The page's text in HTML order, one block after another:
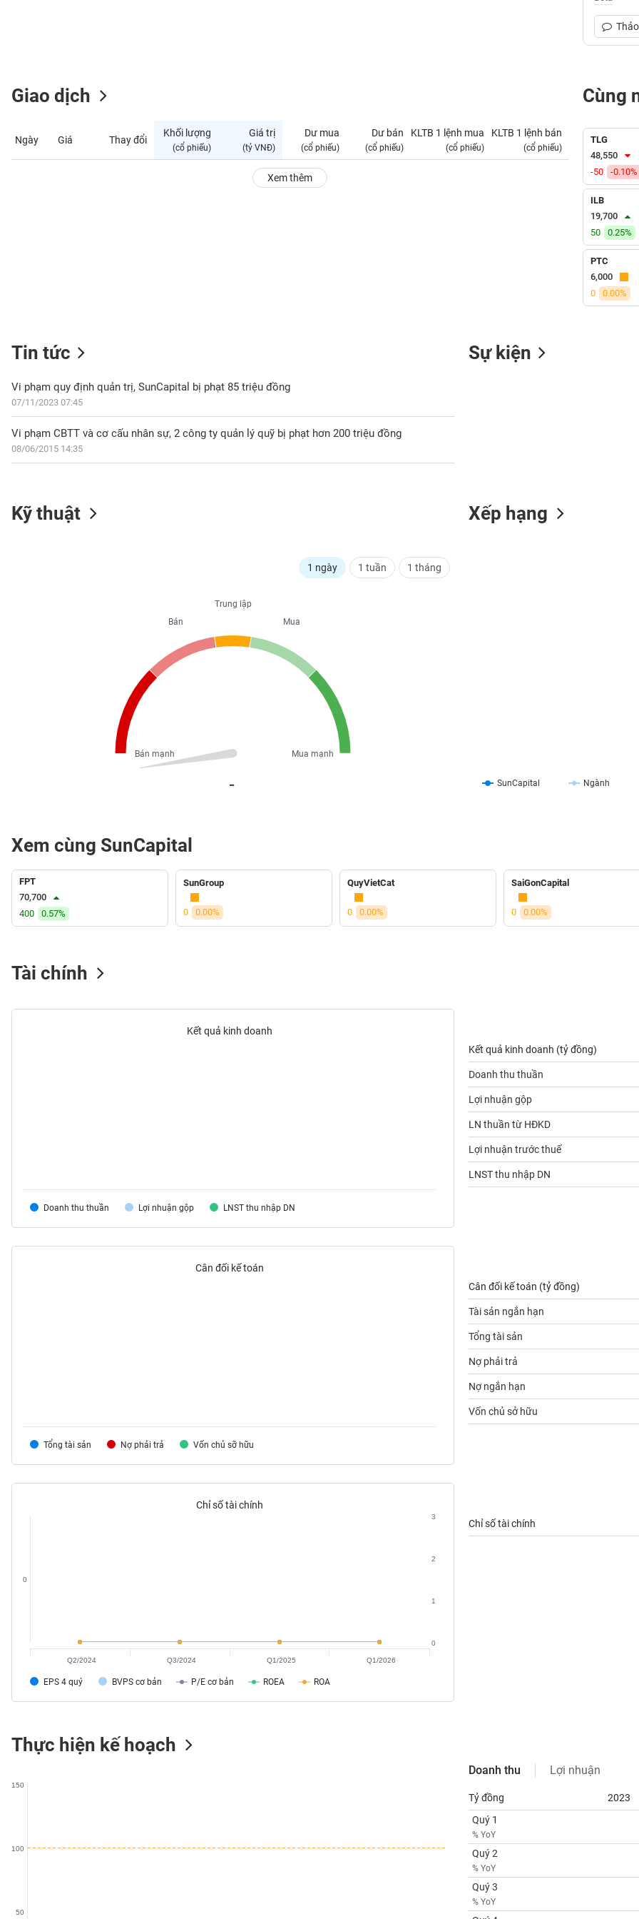
Giao dịch
Ngày Giá Thay đổi
Khối lượng
(cổ phiếu)
Giá trị
(tỷ VNĐ)
Dư mua
(cổ phiếu)
Dư bán
(cổ phiếu)
KLTB 1 lệnh mua
(cổ phiếu)
KLTB 1 lệnh bán
(cổ phiếu)
Xem thêm
Cùng
TLG
48,550
-50
-0.10%
ILB
19,700
50
0.25%
PTC
6,000
0
0.00%
Tin tức
Vi phạm quy định quản trị, SunCapital bị phạt 85 triệu đồng
07/11/2023 07:45
Vi phạm CBTT và cơ cấu nhân sự, 2 công ty quản lý quỹ bị phạt hơn 200 triệu đồng
08/06/2015 14:35
Sự kiện
Kỹ thuật
1 ngày 1 tuần 1 tháng
Trung lập
Mua
Mua mạnh
Bán
Bán mạnh
Xếp hạng
SunCapital Ngành
Xem cùng SunCapital
FPT
70,700
400
0.57%
SunGroup
0 0.00%
QuyVietCat
0 0.00%
SaiGonCapital
0 0.00%
Tài chính
Kết quả kinh doanh
Doanh thu thuần Lợi nhuận gộp LNST thu nhập DN
Kết quả kinh doanh (tỷ đồng)
Doanh thu thuần
Lợi nhuận gộp
LN thuần từ HĐKD
Lợi nhuận trước thuế
LNST thu nhập DN
Cân đối kế toán
Tổng tài sản Nợ phải trả Vốn chủ sỡ hữu
Cân đối kế toán (tỷ đồng)
Tài sản ngắn hạn
Tổng tài sản
Nợ phải trả
Nợ ngắn hạn
Vốn chủ sở hữu
Chỉ số tài chính
EPS 4 quý BVPS cơ bản P/E cơ bản ROEA ROA
0
0
1
2
3
Q2/2024 Q3/2024 Q1/2025 Q1/2026
Chỉ số tài chính
Thực hiện kế hoạch
50
100
150
Doanh thu Lợi nhuận
Tỷ đồng
2023
Quý 1
% YoY
Quý 2
% YoY
Quý 3
% YoY
CÁ
NHÂN
DOANH
NGHIỆP
PHIẾU
TIN
MỚI
VS-
KHỎE